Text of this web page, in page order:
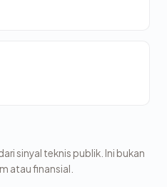
sinyal teknis publik. Ini bukan
atau finansial.